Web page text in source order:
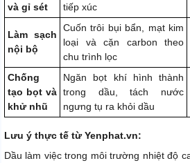
và gỉ sét
tiếp xúc
Làm sạch
nội bộ
Cuốn trôi bụi bẩn, mạt kim
loại và cặn carbon theo
chu trình lọc
Chống
tạo bọt và
khử nhũ
Ngăn bọt khí hình thành
trong dầu, tách nước
ngưng tụ ra khỏi dầu
Lưu ý thực tế từ Yenphat.vn:
Dầu làm việc trong môi trường nhiệt độ